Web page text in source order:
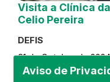
Aviso de
Visita a Clínica
Celio Pereira
DEFIS
31 de October de 2024